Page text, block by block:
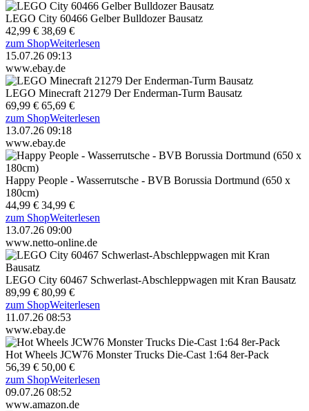
LEGO City 60466 Gelber Bulldozer Bausatz
42,99 € 38,69 €
zum ShopWeiterlesen
15.07.26 09:13
www.ebay.de
LEGO Minecraft 21279 Der Enderman-Turm Bausatz
69,99 € 65,69 €
zum ShopWeiterlesen
13.07.26 09:18
www.ebay.de
Happy People - Wasserrutsche - BVB Borussia Dortmund (650 x
180cm)
44,99 € 34,99 €
zum ShopWeiterlesen
13.07.26 09:00
www.netto-online.de
LEGO City 60467 Schwerlast-Abschleppwagen mit Kran Bausatz
89,99 € 80,99 €
zum ShopWeiterlesen
11.07.26 08:53
www.ebay.de
Hot Wheels JCW76 Monster Trucks Die-Cast 1:64 8er-Pack
56,39 € 50,00 €
zum ShopWeiterlesen
09.07.26 08:52
www.amazon.de